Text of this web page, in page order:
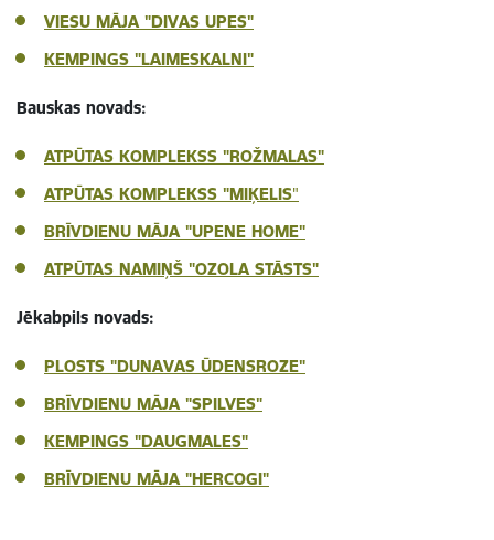
VIESU MĀJA "DIVAS UPES"
KEMPINGS "LAIMESKALNI"
Bauskas novads:
ATPŪTAS KOMPLEKSS "ROŽMALAS"
ATPŪTAS KOMPLEKSS "MIĶELIS"
BRĪVDIENU MĀJA "UPENE HOME"
ATPŪTAS NAMIŅŠ "OZOLA STĀSTS"
Jēkabpils novads:
PLOSTS "DUNAVAS ŪDENSROZE"
BRĪVDIENU MĀJA "SPILVES"
KEMPINGS "DAUGMALES"
BRĪVDIENU MĀJA "HERCOGI"